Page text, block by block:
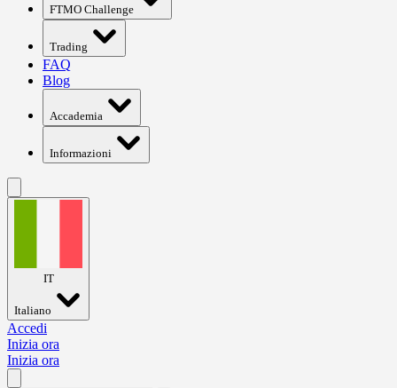
FTMO Challenge
Trading
FAQ
Blog
Accademia
Informazioni
IT
Italiano
Accedi
Inizia ora
Inizia ora